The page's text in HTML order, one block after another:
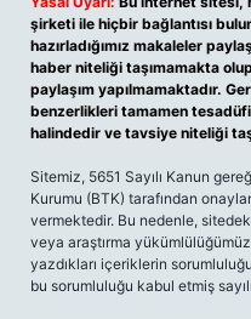
şirketi ile hiçbir bağlantısı
hazırladığımız makaleler
haber niteliği taşımamakta
paylaşım yapılmamaktadır.
benzerlikleri tamamen
halindedir ve tavsiye niteliği
Sitemiz, 5651 Sayılı Kanun
Kurumu (BTK) tarafından
vermektedir. Bu nedenle,
veya araştırma
yazdıkları içeriklerin
bu sorumluluğu kabul etmiş